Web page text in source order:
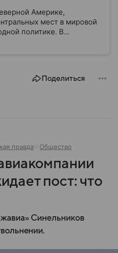
Америке,
мест в мировой
политике. В
об этой стране.
Поделиться
правда Общество
пост: что
Синельников